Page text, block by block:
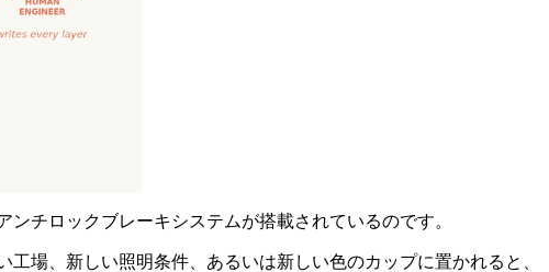
チロックブレーキシステムが搭載されているのです。
場、新しい照明条件、あるいは新しい色のカップに置かれると、